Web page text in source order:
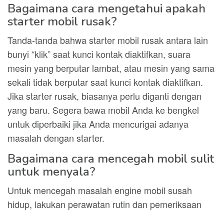
Bagaimana cara mengetahui apakah
starter mobil rusak?
Tanda-tanda bahwa starter mobil rusak antara lain
bunyi “klik” saat kunci kontak diaktifkan, suara
mesin yang berputar lambat, atau mesin yang sama
sekali tidak berputar saat kunci kontak diaktifkan.
Jika starter rusak, biasanya perlu diganti dengan
yang baru. Segera bawa mobil Anda ke bengkel
untuk diperbaiki jika Anda mencurigai adanya
masalah dengan starter.
Bagaimana cara mencegah mobil sulit
untuk menyala?
Untuk mencegah masalah engine mobil susah
hidup, lakukan perawatan rutin dan pemeriksaan